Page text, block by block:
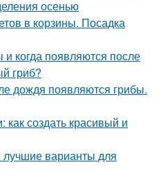
осенью
в корзины. Посадка
и когда появляются после
гриб?
дождя появляются грибы.
как создать красивый и
варианты для